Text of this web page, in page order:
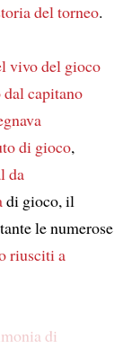
del torneo.
vivo del gioco
capitano
di gioco,
da
di gioco, il
le numerose
riusciti a
di